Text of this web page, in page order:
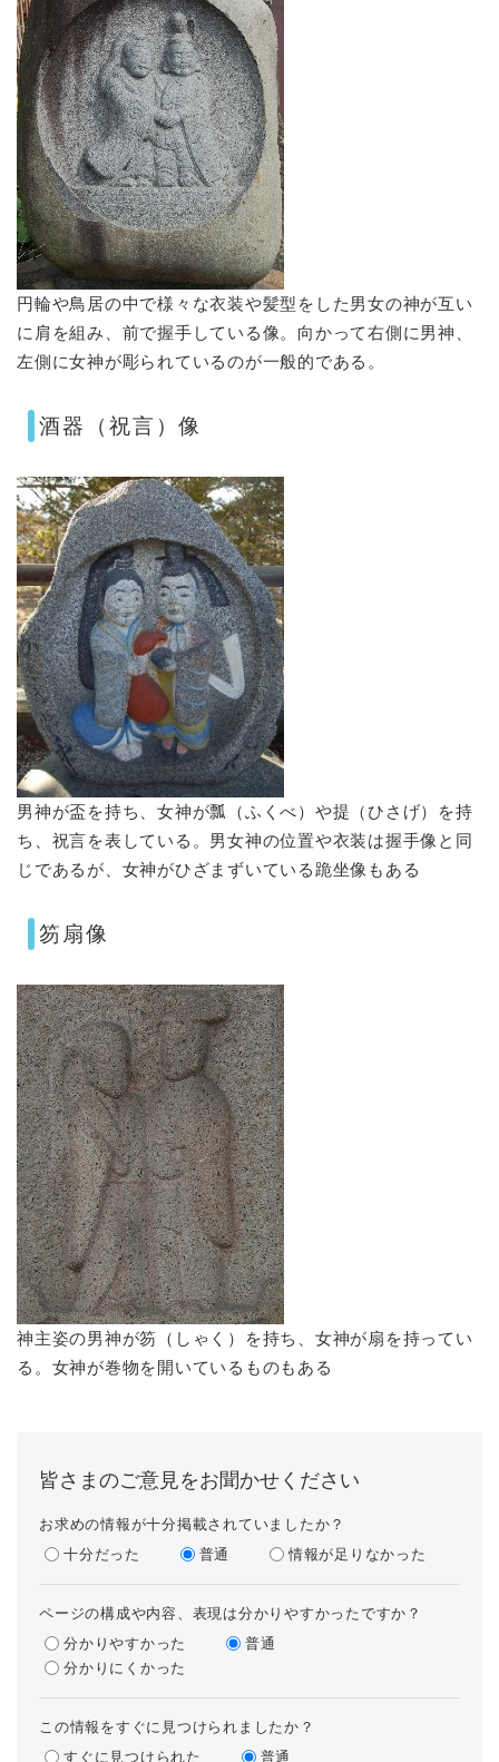
円輪や鳥居の中で様々な衣装や髪型をした男女の神が互い
に肩を組み、前で握手している像。向かって右側に男神、
左側に女神が彫られているのが一般的である。
酒器（祝言）像
男神が盃を持ち、女神が瓢（ふくべ）や提（ひさげ）を持
ち、祝言を表している。男女神の位置や衣装は握手像と同
じであるが、女神がひざまずいている跪坐像もある
笏扇像
神主姿の男神が笏（しゃく）を持ち、女神が扇を持ってい
る。女神が巻物を開いているものもある
皆さまのご意見をお聞かせください
お求めの情報が十分掲載されていましたか？
十分だった
普通 情報が足りなかった
ページの構成や内容、表現は分かりやすかったですか？
分かりやすかった
普通
分かりにくかった
この情報をすぐに見つけられましたか？
すぐに見つけられた
普通